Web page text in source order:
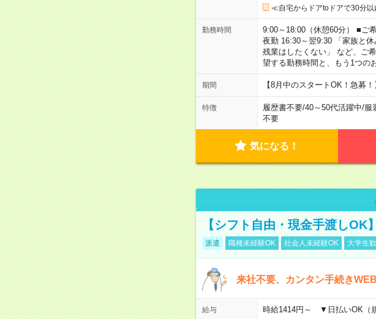
≪自宅からドアtoドアで30分以
勤務時間
9:00～18:00（休憩60分） ■ご
夜勤 16:30～翌9:30 「家族と
残業はしたくない」 など、ご
望する勤務時間と、もう1つの
期間 【8月中のスタートOK！急募
特徴 履歴書不要/40～50代活躍中/服
不要
気になる！
【シフト自由・現金手渡しOK
派遣 職種未経験OK 社会人未経験OK 大学生
来社不要、カンタン手続き
給与 時給1414円～ ▼日払いOK（